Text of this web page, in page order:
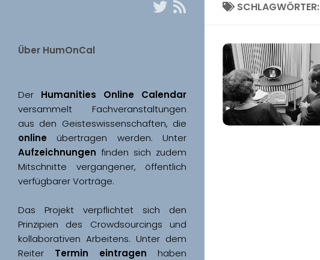
SCHLAGWÖRTER:
Über HumOnCal
Der
versammelt Fachveranstaltungen
online
Aufzeichnungen finden sich zudem
Mitschnitte vergangener, öffentlich
Das Projekt verpflichtet sich den
Prinzipien des Crowdsourcings und
kollaborativen Arbeitens. Unter dem
Reiter Termin eintragen haben